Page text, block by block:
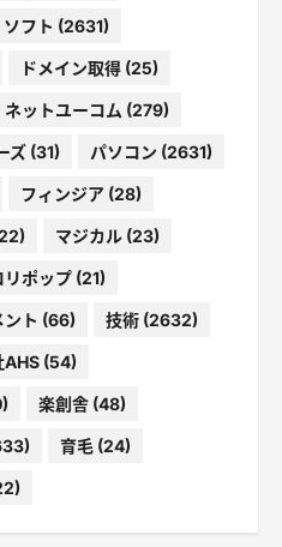
ソフト (2631)
ドメイン取得(25)
ネットユーコム (279)
ズ(31) パソコン (2631)
フィンジア(28)
マジカル(23)
リポップ(21)
ト (66) 技術(2632)
AHS(54)
楽創舎(48)
育毛(24)